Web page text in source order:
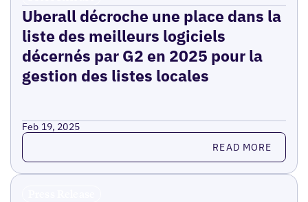
Uberall décroche une place dans la
liste des meilleurs logiciels
décernés par G2 en 2025 pour la
gestion des listes locales
Feb 19, 2025
Read more READ MORE